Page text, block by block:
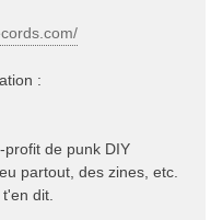
:
profit de punk DIY
partout, des zines, etc.
dit.